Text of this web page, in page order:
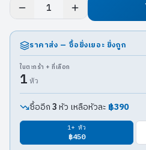
1
ราคาส่ง — ซื้อยิ่งเยอะ ยิ่งถูก
ในตะกร้า + ที่เลือก
1 หัว
ซื้ออีก 3 หัว เหลือหัวละ ฿390
1+ หัว
฿450